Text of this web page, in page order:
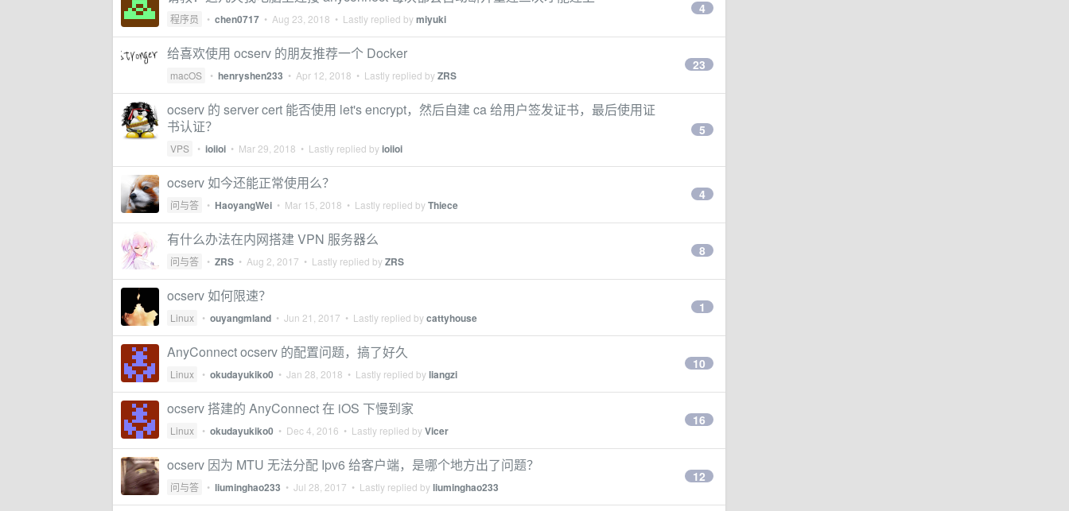
程序员 • chen0717 • Aug 23, 2018 • Lastly replied bymiyuki
4
给喜欢使用 ocserv 的朋友推荐一个 Docker
macOS • henryshen233 • Apr 12, 2018 • Lastly replied byZRS
23
ocserv 的 server cert 能否使用 let's encrypt，然后自建 ca 给用户签发证书，最后使用证
书认证？
VPS • ioiioi • Mar 29, 2018 • Lastly replied byioiioi
5
ocserv 如今还能正常使用么？
问与答 • HaoyangWei • Mar 15, 2018 • Lastly replied byThiece
4
有什么办法在内网搭建 VPN 服务器么
问与答 • ZRS • Aug 2, 2017 • Lastly replied byZRS
8
ocserv 如何限速？
Linux • ouyangmland • Jun 21, 2017 • Lastly replied bycattyhouse
1
AnyConnect ocserv 的配置问题，搞了好久
Linux • okudayukiko0 • Jan 28, 2018 • Lastly replied byliangzi
10
ocserv 搭建的 AnyConnect 在 iOS 下慢到家
Linux • okudayukiko0 • Dec 4, 2016 • Lastly replied byVicer
16
ocserv 因为 MTU 无法分配 Ipv6 给客户端，是哪个地方出了问题？
问与答 • liuminghao233 • Jul 28, 2017 • Lastly replied byliuminghao233
12